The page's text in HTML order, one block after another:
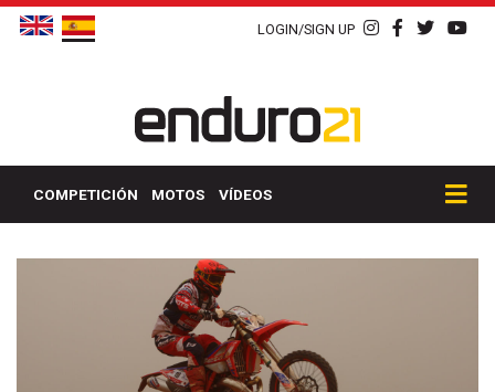
LOGIN/SIGN UP
COMPETICIÓN MOTOS VÍDEOS